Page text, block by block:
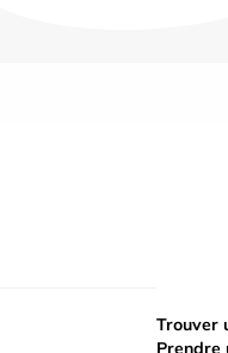
Trouver
Prendre